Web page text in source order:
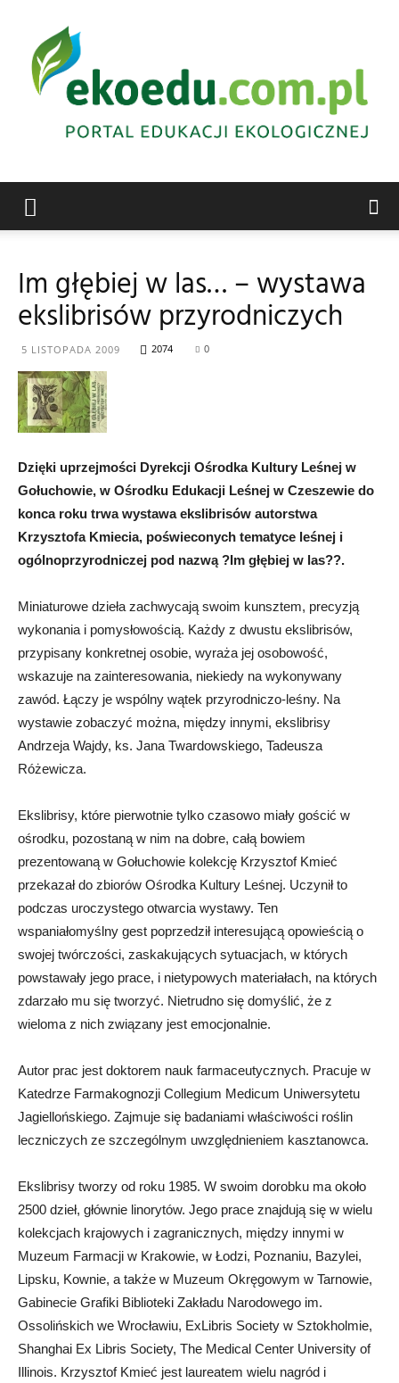
ekologiczna
Im głębiej w las… – wystawa
ekslibrisów przyrodniczych
5 LISTOPADA 2009 2074 0
Dzięki uprzejmości Dyrekcji Ośrodka Kultury Leśnej w
Gołuchowie, w Ośrodku Edukacji Leśnej w Czeszewie do
konca roku trwa wystawa ekslibrisów autorstwa
Krzysztofa Kmiecia, poświeconych tematyce leśnej i
ogólnoprzyrodniczej pod nazwą ?Im głębiej w las??.
Miniaturowe dzieła zachwycają swoim kunsztem, precyzją
wykonania i pomysłowością. Każdy z dwustu ekslibrisów,
przypisany konkretnej osobie, wyraża jej osobowość,
wskazuje na zainteresowania, niekiedy na wykonywany
zawód. Łączy je wspólny wątek przyrodniczo-leśny. Na
wystawie zobaczyć można, między innymi, ekslibrisy
Andrzeja Wajdy, ks. Jana Twardowskiego, Tadeusza
Różewicza.
Ekslibrisy, które pierwotnie tylko czasowo miały gościć w
ośrodku, pozostaną w nim na dobre, całą bowiem
prezentowaną w Gołuchowie kolekcję Krzysztof Kmieć
przekazał do zbiorów Ośrodka Kultury Leśnej. Uczynił to
podczas uroczystego otwarcia wystawy. Ten
wspaniałomyślny gest poprzedził interesującą opowieścią o
swojej twórczości, zaskakujących sytuacjach, w których
powstawały jego prace, i nietypowych materiałach, na których
zdarzało mu się tworzyć. Nietrudno się domyślić, że z
wieloma z nich związany jest emocjonalnie.
Autor prac jest doktorem nauk farmaceutycznych. Pracuje w
Katedrze Farmakognozji Collegium Medicum Uniwersytetu
Jagiellońskiego. Zajmuje się badaniami właściwości roślin
leczniczych ze szczególnym uwzględnieniem kasztanowca.
Ekslibrisy tworzy od roku 1985. W swoim dorobku ma około
2500 dzieł, głównie linorytów. Jego prace znajdują się w wielu
kolekcjach krajowych i zagranicznych, między innymi w
Muzeum Farmacji w Krakowie, w Łodzi, Poznaniu, Bazylei,
Lipsku, Kownie, a także w Muzeum Okręgowym w Tarnowie,
Gabinecie Grafiki Biblioteki Zakładu Narodowego im.
Ossolińskich we Wrocławiu, ExLibris Society w Sztokholmie,
Shanghai Ex Libris Society, The Medical Center University of
Illinois. Krzysztof Kmieć jest laureatem wielu nagród i